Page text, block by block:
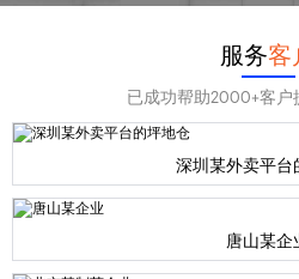
服务客
已成功帮助2000+客户
深圳某外卖平台
唐山某企